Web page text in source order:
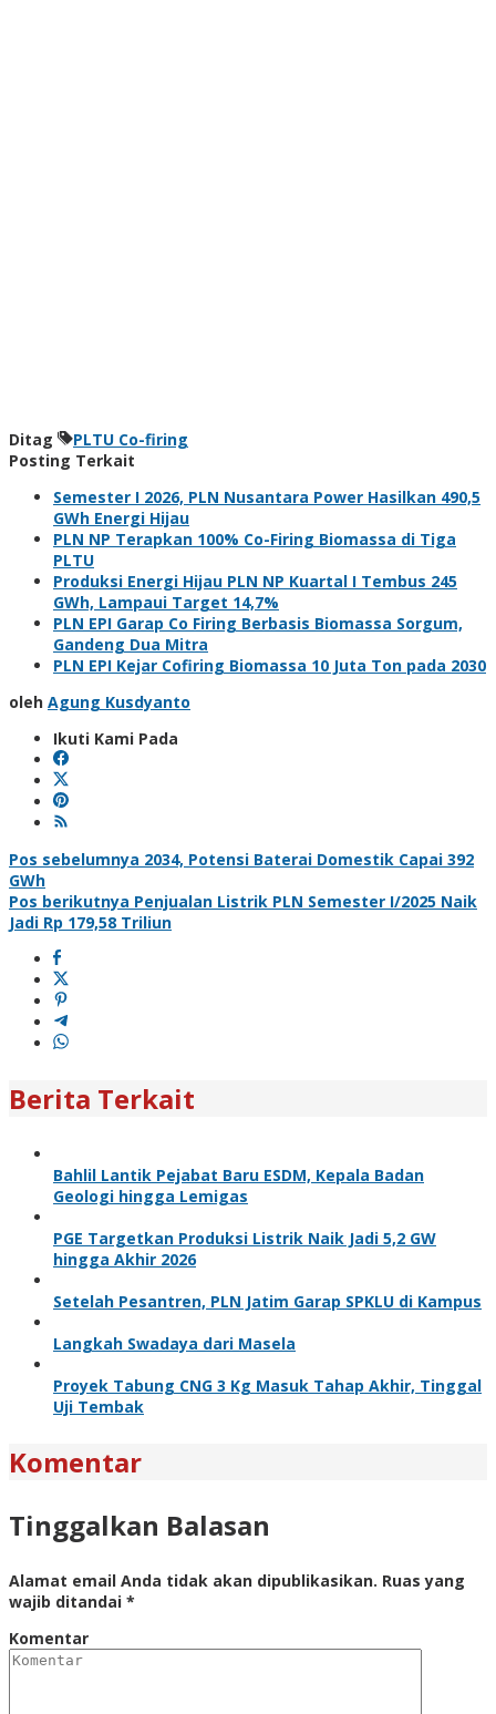
Ditag
PLTU Co-firing
Posting Terkait
Semester I 2026, PLN Nusantara Power Hasilkan 490,5
GWh Energi Hijau
PLN NP Terapkan 100% Co-Firing Biomassa di Tiga
PLTU
Produksi Energi Hijau PLN NP Kuartal I Tembus 245
GWh, Lampaui Target 14,7%
PLN EPI Garap Co Firing Berbasis Biomassa Sorgum,
Gandeng Dua Mitra
PLN EPI Kejar Cofiring Biomassa 10 Juta Ton pada 2030
oleh Agung Kusdyanto
Ikuti Kami Pada
Navigasi
pos
Pos sebelumnya 2034, Potensi Baterai Domestik Capai 392
GWh
Pos berikutnya Penjualan Listrik PLN Semester I/2025 Naik
Jadi Rp 179,58 Triliun
Berita Terkait
Bahlil Lantik Pejabat Baru ESDM, Kepala Badan
Geologi hingga Lemigas
PGE Targetkan Produksi Listrik Naik Jadi 5,2 GW
hingga Akhir 2026
Setelah Pesantren, PLN Jatim Garap SPKLU di Kampus
Langkah Swadaya dari Masela
Proyek Tabung CNG 3 Kg Masuk Tahap Akhir, Tinggal
Uji Tembak
Komentar
Tinggalkan Balasan
Alamat email Anda tidak akan dipublikasikan. Ruas yang
wajib ditandai *
Komentar